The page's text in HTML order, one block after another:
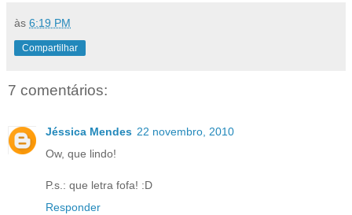
às 6:19 PM
Compartilhar
7 comentários:
Jéssica Mendes 22 novembro, 2010
Ow, que lindo!
P.s.: que letra fofa! :D
Responder